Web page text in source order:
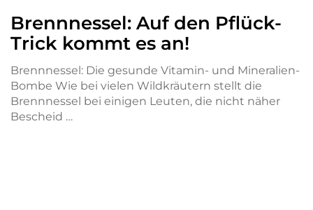
Brennnessel: Auf den Pflück-
Trick kommt es an!
Brennnessel: Die gesunde Vitamin- und Mineralien-
Bombe Wie bei vielen Wildkräutern stellt die
Brennnessel bei einigen Leuten, die nicht näher
Bescheid …